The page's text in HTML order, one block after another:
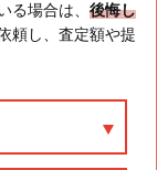
る場合は、 後悔し
頼し、査定額や提